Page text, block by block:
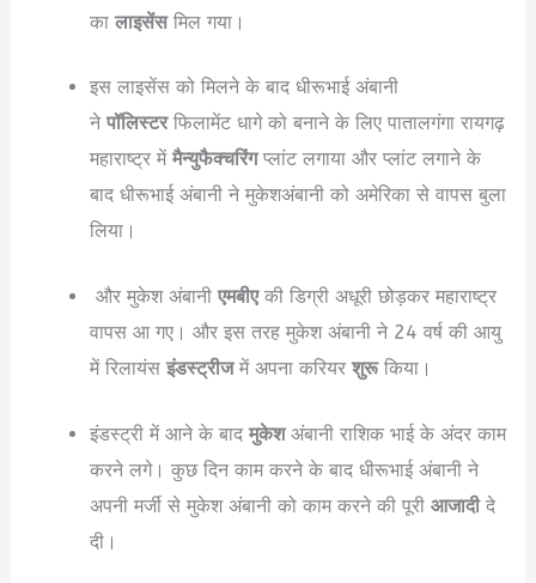
का लाइसेंस मिल गया।
इस लाइसेंस को मिलने के बाद धीरूभाई अंबानी
ने पॉलिस्टरफिलामेंट धागे को बनाने के लिए पातालगंगा रायगढ़
महाराष्ट्र में मैन्युफैक्चरिंगप्लांट लगाया और प्लांट लगाने के
बाद धीरूभाई अंबानी ने मुकेशअंबानी को अमेरिका से वापस बुला
लिया।
और मुकेश अंबानी एमबीए की डिग्री अधूरी छोड़कर महाराष्ट्र
वापस आ गए। और इस तरह मुकेश अंबानी ने 24 वर्ष की आयु
में रिलायंस इंडस्ट्रीजमें अपना करियर शुरूकिया।
इंडस्ट्री में आने के बाद मुकेशअंबानी राशिक भाई के अंदर काम
करने लगे। कुछ दिन काम करने के बाद धीरूभाई अंबानी ने
अपनी मर्जी से मुकेश अंबानी को काम करने की पूरी आजादीदे
दी।